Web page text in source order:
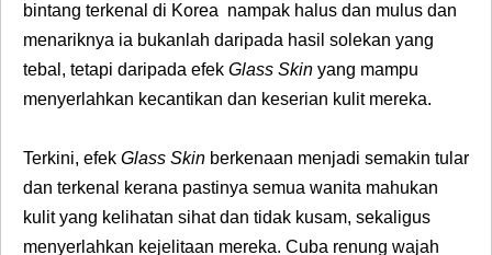
bintang terkenal di Korea nampak halus dan mulus dan
menariknya ia bukanlah daripada hasil solekan yang
tebal, tetapi daripada efek Glass Skin yang mampu
menyerlahkan kecantikan dan keserian kulit mereka.
Terkini, efek Glass Skin berkenaan menjadi semakin tular
dan terkenal kerana pastinya semua wanita mahukan
kulit yang kelihatan sihat dan tidak kusam, sekaligus
menyerlahkan kejelitaan mereka. Cuba renung wajah